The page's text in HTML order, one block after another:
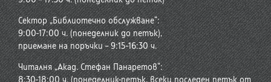
Сектор „Библиотечно обслужване“:
9:00-17:00 ч. (понеделник до петък),
приемане на поръчки – 9:15-16:30 ч.
Читалня „Акад. Стефан Панаретов“:
8:30-18:00 ч. (понеделник-петък, всеки последен петък от